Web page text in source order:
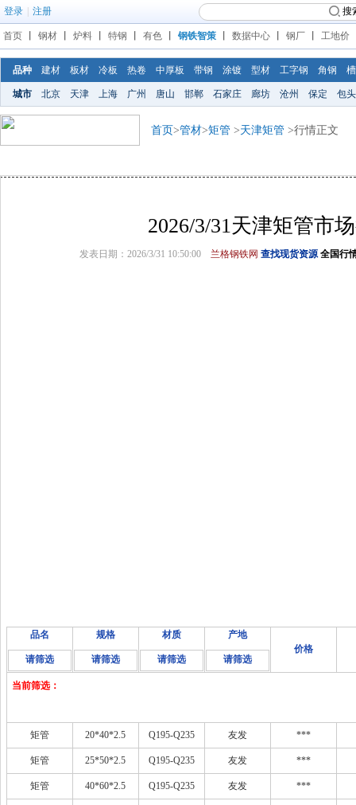
登录 注册 搜
首页 钢材 炉料 特钢 有色 钢铁智策 数据中心 钢厂 工地价
品种 建材 板材 冷板 热卷 中厚板 带钢 涂镀 型材 工字钢 角钢
城市 北京 天津 上海 广州 唐山 邯郸 石家庄 廊坊 沧州 保定 包头
首页>管材>矩管 >天津矩管 >行情正文
2026/3/31天津矩管市
发表日期：2026/3/31 10:50:00 兰格钢铁网 查找现货资源 全国行
品名
请筛选
规格
请筛选
材质
请筛选
产地
请筛选
价格
当前筛选：
矩管 20*40*2.5 Q195-Q235 友发 ***
矩管 25*50*2.5 Q195-Q235 友发 ***
矩管 40*60*2.5 Q195-Q235 友发 ***